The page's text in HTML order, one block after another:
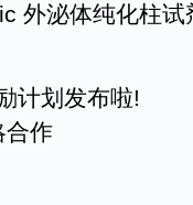
外泌体纯化柱试
计划发布啦!
合作